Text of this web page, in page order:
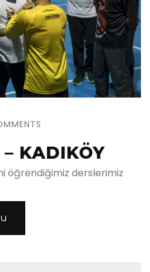
KADIKÖY
öğrendiğimiz derslerimiz